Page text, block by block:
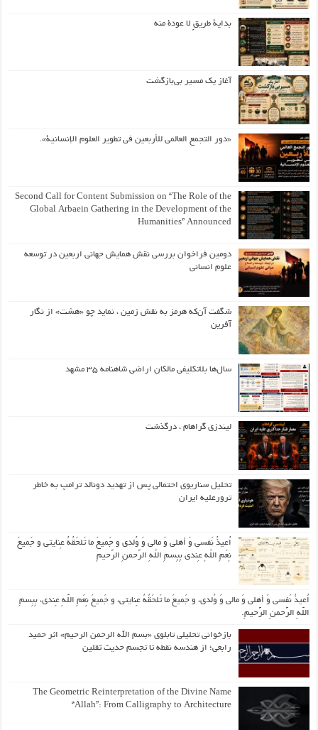
بداية طريقٍ لا عودة منه
آغاز یک مسیر بی‌بازگشت
«دور التجمع العالمي للأربعين في تطوير العلوم الإنسانية».
Second Call for Content Submission on “The Role of the
Global Arbaein Gathering in the Development of the
Humanities” Announced
دومین فراخوان بررسی نقش همایش جهانی اربعین در توسعه
علوم انسانی
شگفت آن‌که هرمز به نقش زمین ، نماید چو «هشت» از نگار
آفرین
سال‌ها بلاتکلیفی مالکان اراضی شاهنامه ۳۵ مشهد
لیندزی گراهام ، درگذشت
تحلیل سناریوی احتمالی پس از تهدید دونالد ترامپ به خاطر
ترورعلیه ایران
اُعیذُ نَفسی وَ أهلی وَ مالی وَ وُلدی و جَمیعَ ما تَلحَقُهُ عِنایتی و جَمیعَ
نِعَمِ اللّهِ عِندی بِبِسمِ اللّهِ الرَّحمنِ الرَّحیمِ
اُعیذُ نَفسی وَ أهلی وَ مالی وَ وُلدی، و جَمیعَ ما تَلحَقُهُ عِنایتی، و جَمیعَ نِعَمِ اللّهِ عِندی، بِبِسمِ
اللّهِ الرَّحمنِ الرَّحیمِ.
بازخوانی تحلیلی تابلوی «بسم الله الرحمن الرحیم» اثر حمید
رابعی؛ از هندسه نقطه تا تجسم حدیث ثقلین
The Geometric Reinterpretation of the Divine Name
“Allah”: From Calligraphy to Architecture